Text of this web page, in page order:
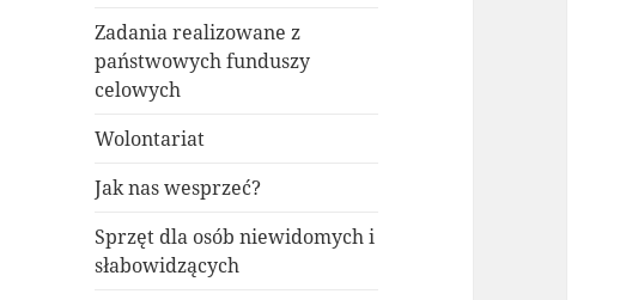
Zadania realizowane z
państwowych funduszy
celowych
Wolontariat
Jak nas wesprzeć?
Sprzęt dla osób niewidomych i
słabowidzących